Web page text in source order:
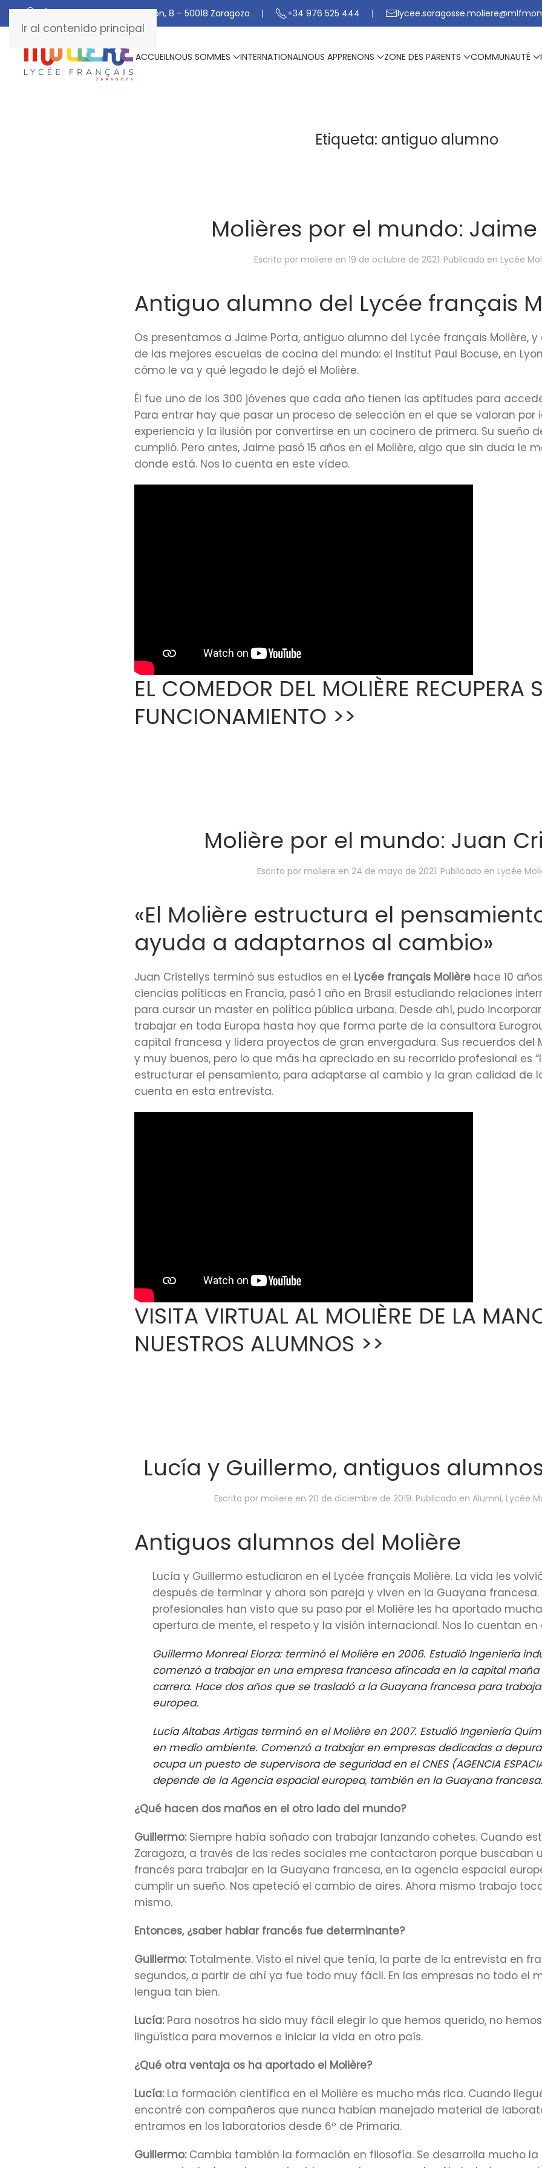
Ir al contenido principal
C/ De Manuel Marraco Ramón, 8 – 50018 Zaragoza +34 976 525 444
ACCUEILNOUS SOMMES INTERNATIONALNOUS APPRENONS ZONE DES PARENTS COMMUNAUTÉ
Etiqueta: antiguo alumno
Molières por el mundo:
Escrito por moliere en 19 de octubre de 2021. Publicado en Lycée
Antiguo alumno del Lycée français
Os presentamos a Jaime Porta, antiguo alumno del Lycée français Molière,
de las mejores escuelas de cocina del mundo: el Institut Paul Bocuse, en
cómo le va y qué legado le dejó el Molière.
Él fue uno de los 300 jóvenes que cada año tienen las aptitudes para
Para entrar hay que pasar un proceso de selección en el que se valoran por
experiencia y la ilusión por convertirse en un cocinero de primera. Su sueño
cumplió. Pero antes, Jaime pasó 15 años en el Molière, algo que sin duda le
donde está. Nos lo cuenta en este vídeo.
EL COMEDOR DEL MOLIÈRE RECUPERA
FUNCIONAMIENTO >>
Molière por el mundo: Juan
Escrito por moliere en 24 de mayo de 2021. Publicado en Lycée
«El Molière estructura el
ayuda a adaptarnos al cambio»
Juan Cristellys terminó sus estudios en el Lycée français Molière hace 10
ciencias políticas en Francia, pasó 1 año en Brasil estudiando relaciones
para cursar un master en política pública urbana. Desde ahí, pudo
trabajar en toda Europa hasta hoy que forma parte de la consultora
capital francesa y lidera proyectos de gran envergadura. Sus recuerdos del
y muy buenos, pero lo que más ha apreciado en su recorrido profesional es
estructurar el pensamiento, para adaptarse al cambio y la gran calidad de
cuenta en esta entrevista.
VISITA VIRTUAL AL MOLIÈRE DE LA
NUESTROS ALUMNOS >>
Lucía y Guillermo, antiguos
Escrito por moliere en 20 de diciembre de 2019. Publicado en Alumni, Lycée
Antiguos alumnos del Molière
Lucía y Guillermo estudiaron en el Lycée français Molière. La vida les
después de terminar y ahora son pareja y viven en la Guayana francesa.
profesionales han visto que su paso por el Molière les ha aportado
apertura de mente, el respeto y la visión internacional. Nos lo cuentan
Guillermo Monreal Elorza: terminó el Molière en 2006. Estudió Ingeniería
comenzó a trabajar en una empresa francesa afincada en la capital
carrera. Hace dos años que se trasladó a la Guayana francesa para
europea.
Lucía Altabas Artigas terminó en el Molière en 2007. Estudió Ingeniería
en medio ambiente. Comenzó a trabajar en empresas dedicadas a
ocupa un puesto de supervisora de seguridad en el CNES (AGENCIA
depende de la Agencia espacial europea, también en la Guayana francesa.
¿Qué hacen dos maños en el otro lado del mundo?
Guillermo:Siempre había soñado con trabajar lanzando cohetes. Cuando
Zaragoza, a través de las redes sociales me contactaron porque buscaban
francés para trabajar en la Guayana francesa, en la agencia espacial
cumplir un sueño. Nos apeteció el cambio de aires. Ahora mismo trabajo
mismo.
Entonces, ¿saber hablar francés fue determinante?
Guillermo:Totalmente. Visto el nivel que tenía, la parte de la entrevista en
segundos, a partir de ahí ya fue todo muy fácil. En las empresas no todo el
lengua tan bien.
Lucía:Para nosotros ha sido muy fácil elegir lo que hemos querido, no
lingüística para movernos e iniciar la vida en otro país.
¿Qué otra ventaja os ha aportado el Molière?
Lucía:La formación científica en el Molière es mucho más rica. Cuando
encontré con compañeros que nunca habían manejado material de
entramos en los laboratorios desde 6º de Primaria.
Guillermo: Cambia también la formación en filosofía. Se desarrolla mucho